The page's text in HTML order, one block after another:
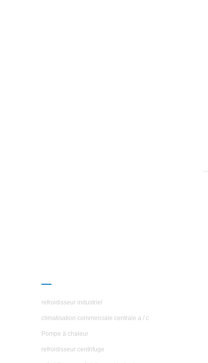
refroidisseur industriel
climatisation commerciale centrale a / c
Pompe à chaleur
refroidisseur centrifuge